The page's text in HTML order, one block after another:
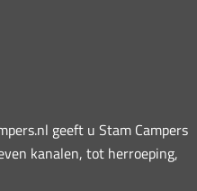
geeft u Stam Campers
kanalen, tot herroeping,